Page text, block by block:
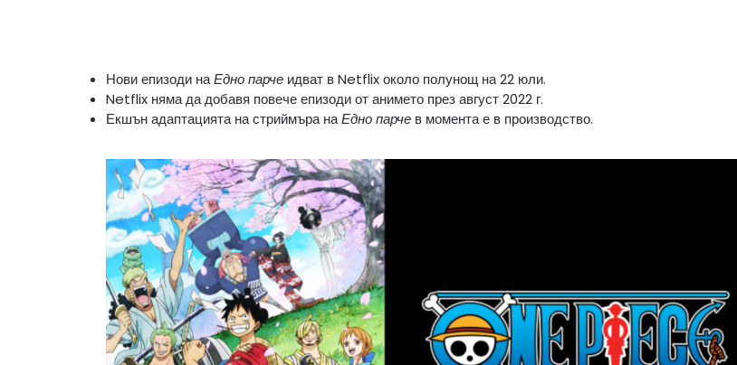
Нови епизоди наЕдно парче идват в Netflix около полунощ на 22 юли.
Netflix няма да добавя повече епизоди от анимето през август 2022 г.
Екшън адаптацията на стриймъра наЕдно парче в момента е в производство.